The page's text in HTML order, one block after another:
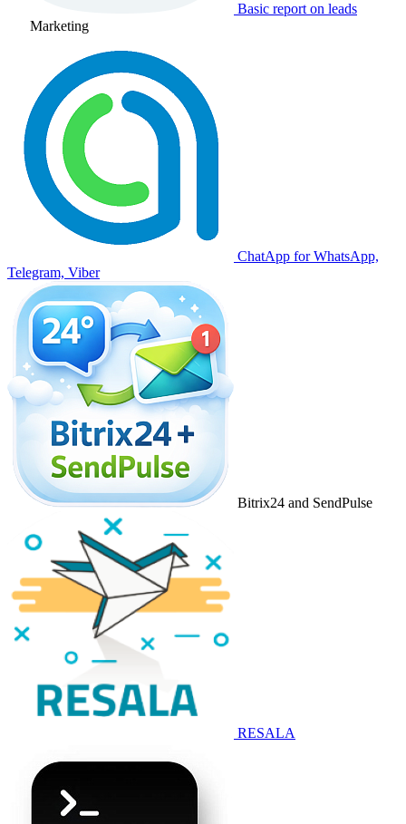
Basic report on leads
Marketing
ChatApp for WhatsApp,
Telegram, Viber
Bitrix24 and SendPulse
RESALA